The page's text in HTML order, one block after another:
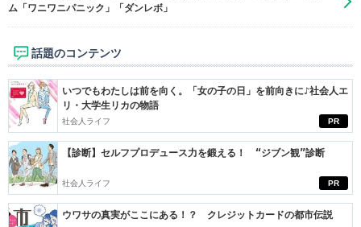
ム「ワニワニパニック」「ダンレボ」
話題のコンテンツ
PR
いつでもわたしは前を向く。「女の子の日」を前向きに♪社会人エ
リ・大学生リカの物語
社会人ライフ
PR
【診断】セルフプロデュース力を鍛える！ “ジブン観”診断
社会人ライフ
ウワサの真実がここにある！？ クレジットカードの都市伝説